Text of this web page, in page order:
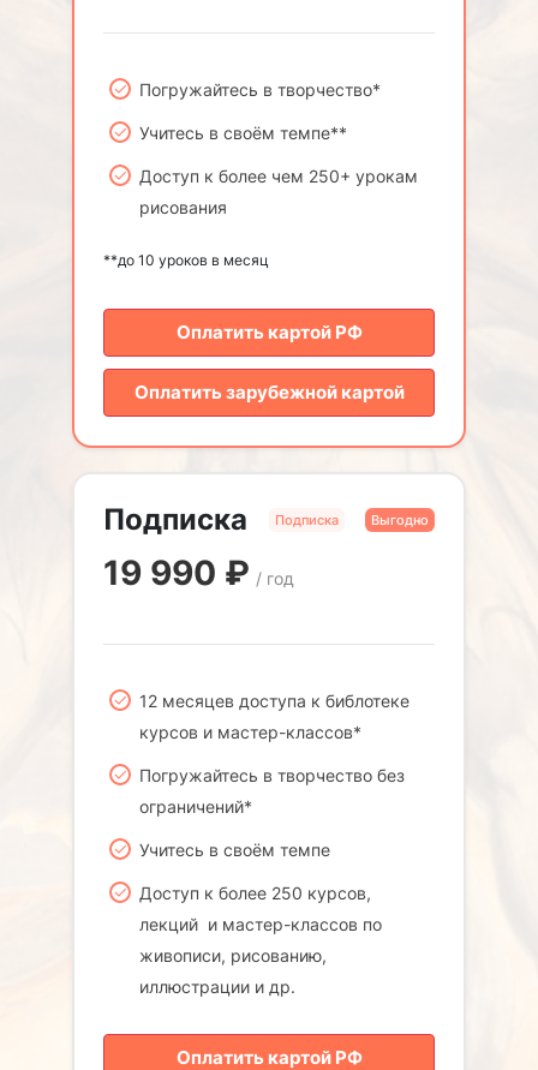
Погружайтесь в творчество*
Учитесь в своём темпе**
Доступ к более чем 250+ урокам
рисования
**до 10 уроков в месяц
Оплатить картой РФ
Оплатить зарубежной картой
Подписка Подписка Выгодно
19 990 ₽ / год
12 месяцев доступа к библотеке
курсов и мастер-классов*
Погружайтесь в творчество без
ограничений*
Учитесь в своём темпе
Доступ к более 250 курсов,
лекций и мастер-классов по
живописи, рисованию,
иллюстрации и др.
Оплатить картой РФ